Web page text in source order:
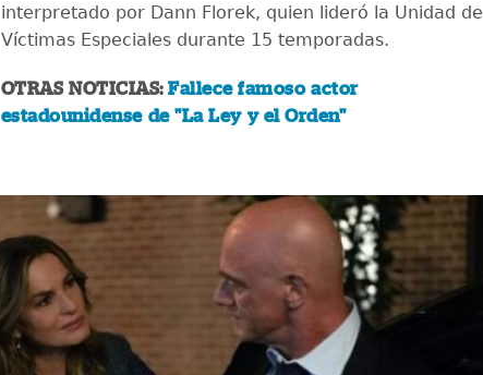
interpretado por Dann Florek, quien lideró la Unidad de
Víctimas Especiales durante 15 temporadas.
OTRAS NOTICIAS:Fallece famoso actor
estadounidense de "La Ley y el Orden"